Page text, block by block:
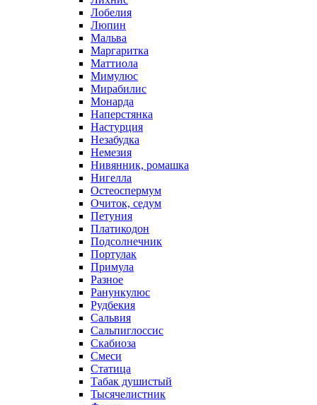
Лобелия
Люпин
Мальва
Маргаритка
Маттиола
Мимулюс
Мирабилис
Монарда
Наперстянка
Настурция
Незабудка
Немезия
Нивянник, ромашка
Нигелла
Остеоспермум
Очиток, седум
Петуния
Платикодон
Подсолнечник
Портулак
Примула
Разное
Ранункулюс
Рудбекия
Сальвия
Сальпиглоссис
Скабиоза
Смеси
Статица
Табак душистый
Тысячелистник